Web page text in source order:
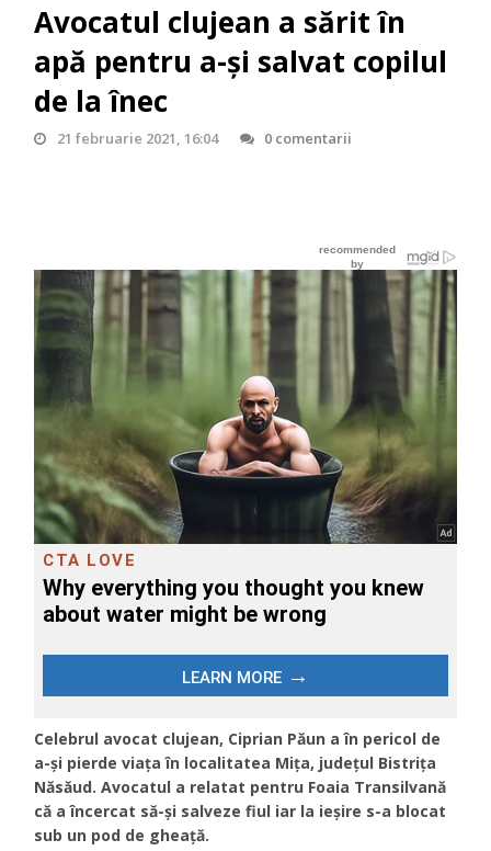
Avocatul clujean a sărit în
apă pentru a-și salvat copilul
de la înec
21 februarie 2021, 16:04 0 comentarii
Celebrul avocat clujean, Ciprian Păun a în pericol de
a-și pierde viața în localitatea Mița, județul Bistrița
Năsăud. Avocatul a relatat pentru Foaia Transilvană
că a încercat să-și salveze fiul iar la ieșire s-a blocat
sub un pod de gheață.